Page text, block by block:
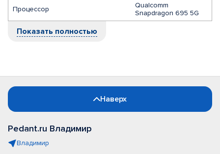
Процессор
Qualcomm
Snapdragon 695 5G
Показать полностью
Наверх
Pedant.ru Владимир
Владимир